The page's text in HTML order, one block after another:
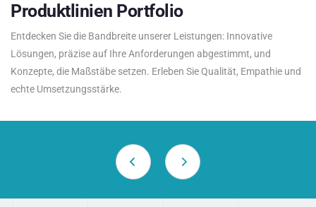
Produktlinien Portfolio
Entdecken Sie die Bandbreite unserer Leistungen: Innovative
Lösungen, präzise auf Ihre Anforderungen abgestimmt, und
Konzepte, die Maßstäbe setzen. Erleben Sie Qualität, Empathie und
echte Umsetzungsstärke.